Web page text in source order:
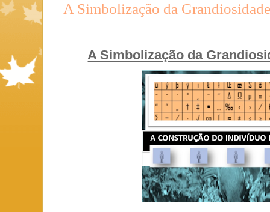
A Simbolização da
A Simbolização da